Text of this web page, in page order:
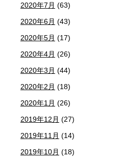
2020年7月 (63)
2020年6月 (43)
2020年5月 (17)
2020年4月 (26)
2020年3月 (44)
2020年2月 (18)
2020年1月 (26)
2019年12月 (27)
2019年11月 (14)
2019年10月 (18)